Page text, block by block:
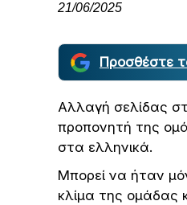
21/06/2025
Προσθέστε
Αλλαγή σελίδας
προπονητή της
στα ελληνικά.
Μπορεί να ήταν
κλίμα της ομάδας